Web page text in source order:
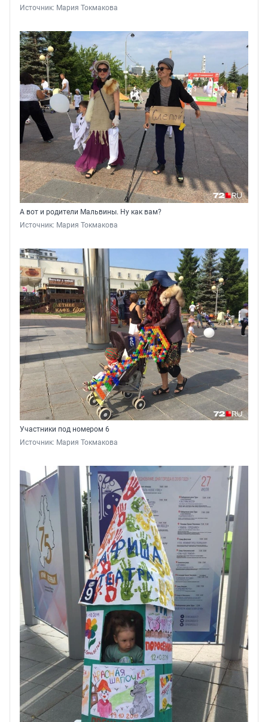
Источник: Мария Токмакова
А вот и родители Мальвины. Ну как вам?
Источник: Мария Токмакова
Участники под номером 6
Источник: Мария Токмакова